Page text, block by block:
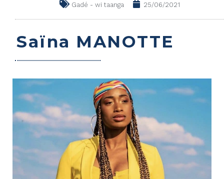
Gadé - wi taanga 25/06/2021
Saïna MANOTTE